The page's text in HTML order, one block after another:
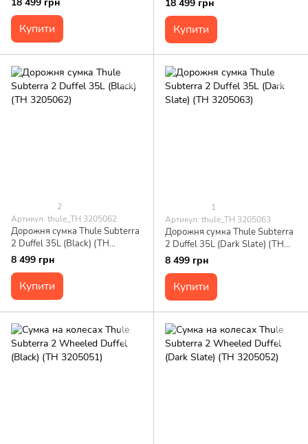
Купити
18 499 грн
Купити
2
Артикул: thule_TH 3205062
Дорожня сумка Thule Subterra
2 Duffel 35L (Black) (TH
3205062)
8 499 грн
Купити
1
Артикул: thule_TH 3205063
Дорожня сумка Thule Subterra
2 Duffel 35L (Dark Slate) (TH
3205063)
8 499 грн
Купити